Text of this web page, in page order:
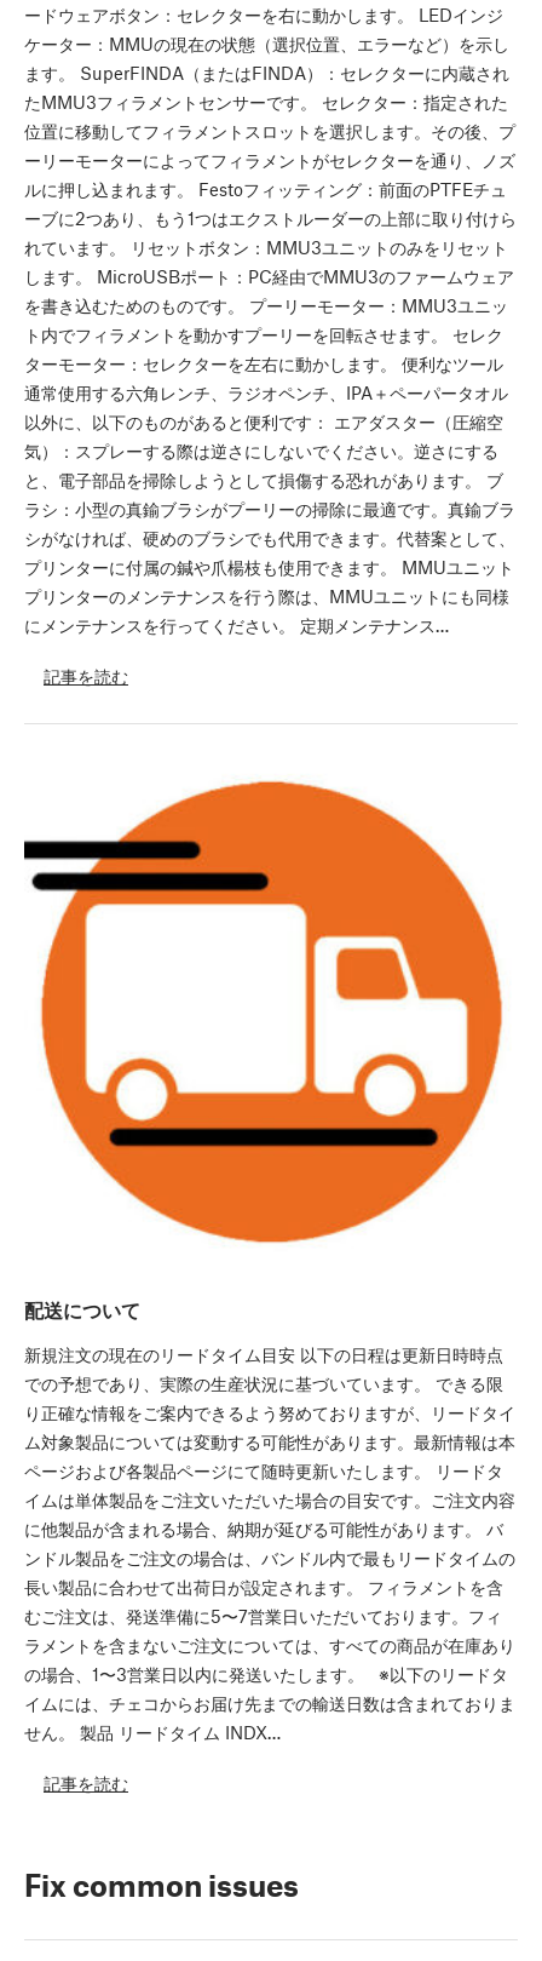
ードウェアボタン：セレクターを右に動かします。 LEDインジ
ケーター：MMUの現在の状態（選択位置、エラーなど）を示し
ます。 SuperFINDA（またはFINDA）：セレクターに内蔵され
たMMU3フィラメントセンサーです。 セレクター：指定された
位置に移動してフィラメントスロットを選択します。その後、プ
ーリーモーターによってフィラメントがセレクターを通り、ノズ
ルに押し込まれます。 Festoフィッティング：前面のPTFEチュ
ーブに2つあり、もう1つはエクストルーダーの上部に取り付けら
れています。 リセットボタン：MMU3ユニットのみをリセット
します。 MicroUSBポート：PC経由でMMU3のファームウェア
を書き込むためのものです。 プーリーモーター：MMU3ユニッ
ト内でフィラメントを動かすプーリーを回転させます。 セレク
ターモーター：セレクターを左右に動かします。 便利なツール
通常使用する六角レンチ、ラジオペンチ、IPA＋ペーパータオル
以外に、以下のものがあると便利です： エアダスター（圧縮空
気）：スプレーする際は逆さにしないでください。逆さにする
と、電子部品を掃除しようとして損傷する恐れがあります。 ブ
ラシ：小型の真鍮ブラシがプーリーの掃除に最適です。真鍮ブラ
シがなければ、硬めのブラシでも代用できます。代替案として、
プリンターに付属の鍼や爪楊枝も使用できます。 MMUユニット
プリンターのメンテナンスを行う際は、MMUユニットにも同様
にメンテナンスを行ってください。 定期メンテナンス…
記事を読む
配送について
新規注文の現在のリードタイム目安 以下の日程は更新日時時点
での予想であり、実際の生産状況に基づいています。 できる限
り正確な情報をご案内できるよう努めておりますが、リードタイ
ム対象製品については変動する可能性があります。最新情報は本
ページおよび各製品ページにて随時更新いたします。 リードタ
イムは単体製品をご注文いただいた場合の目安です。ご注文内容
に他製品が含まれる場合、納期が延びる可能性があります。 バ
ンドル製品をご注文の場合は、バンドル内で最もリードタイムの
長い製品に合わせて出荷日が設定されます。 フィラメントを含
むご注文は、発送準備に5〜7営業日いただいております。フィ
ラメントを含まないご注文については、すべての商品が在庫あり
の場合、1〜3営業日以内に発送いたします。 ※以下のリードタ
イムには、チェコからお届け先までの輸送日数は含まれておりま
せん。 製品 リードタイム INDX…
記事を読む
Fix common issues